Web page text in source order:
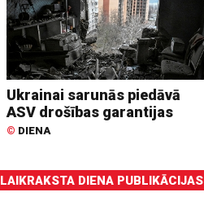
Ukrainai sarunās piedāvā
ASV drošības garantijas
© DIENA
LAIKRAKSTA DIENA PUBLIKĀCIJAS